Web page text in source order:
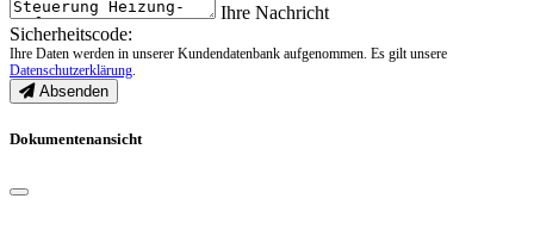
Ihre Nachricht
Sicherheitscode:
Ihre Daten werden in unserer Kundendatenbank aufgenommen. Es gilt unsere
Datenschutzerklärung.
Absenden
Dokumentenansicht